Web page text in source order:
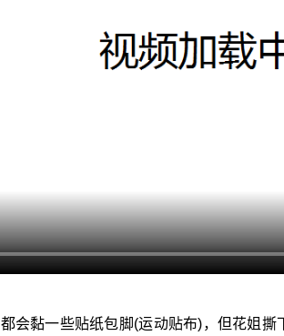
会黏一些贴纸包脚(运动贴布)，但花姐